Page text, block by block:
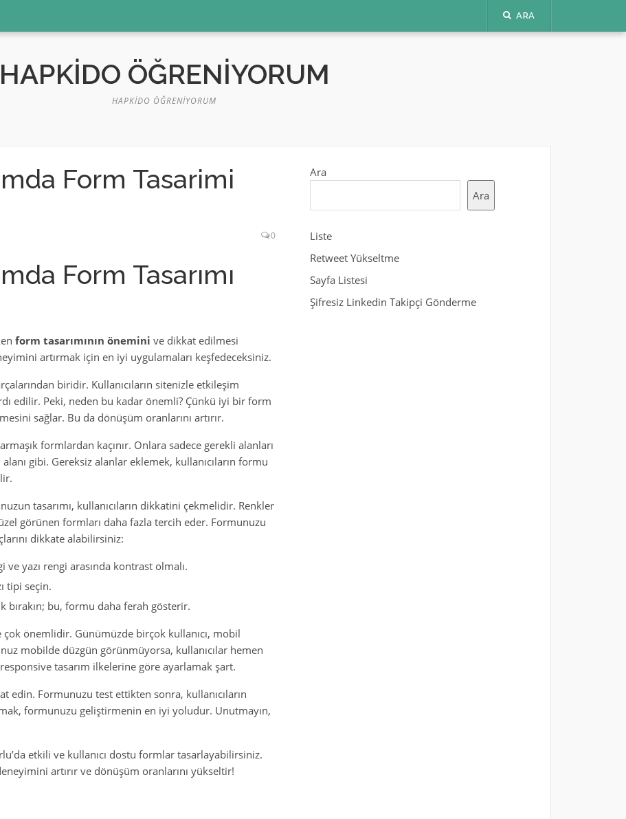
ARA
HAPKIDO ÖĞRENIYORUM
HAPKIDO ÖĞRENIYORUM
Form Tasarimi
0
Form Tasarımı
form tasarımının önemini ve dikkat edilmesi
artırmak için en iyi uygulamaları keşfedeceksiniz.
biridir. Kullanıcıların sitenizle etkileşim
edilir. Peki, neden bu kadar önemli? Çünkü iyi bir form
sağlar. Bu da dönüşüm oranlarını artırır.
formlardan kaçınır. Onlara sadece gerekli alanları
gibi. Gereksiz alanlar eklemek, kullanıcıların formu
tasarımı, kullanıcıların dikkatini çekmelidir. Renkler
görünen formları daha fazla tercih eder. Formunuzu
dikkate alabilirsiniz:
yazı rengi arasında kontrast olmalı.
tipi seçin.
bırakın; bu, formu daha ferah gösterir.
önemlidir. Günümüzde birçok kullanıcı, mobil
mobilde düzgün görünmüyorsa, kullanıcılar hemen
tasarım ilkelerine göre ayarlamak şart.
edin. Formunuzu test ettikten sonra, kullanıcıların
formunuzu geliştirmenin en iyi yoludur. Unutmayın,
etkili ve kullanıcı dostu formlar tasarlayabilirsiniz.
artırır ve dönüşüm oranlarını yükseltir!
Ara
Ara
Liste
Retweet Yükseltme
Sayfa Listesi
Şifresiz Linkedin Takipçi Gönderme